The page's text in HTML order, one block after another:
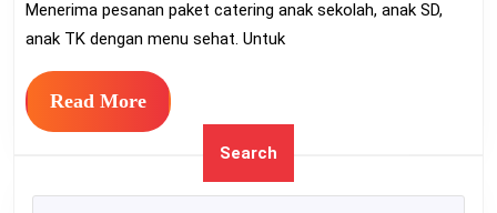
Menerima pesanan paket catering anak sekolah, anak SD,
anak TK dengan menu sehat. Untuk
Read MoreRead
More
Search